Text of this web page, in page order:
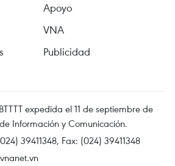
Apoyo
VNA
Publicidad
expedida el 11 de septiembre de
Información y Comunicación.
39411348, Fax: (024) 39411348